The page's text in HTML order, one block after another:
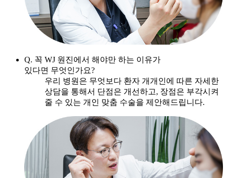
Q. 꼭 WJ 원진에서 해야만 하는 이유가
있다면 무엇인가요?
우리 병원은 무엇보다 환자 개개인에 따른 자세한
상담을 통해서 단점은 개선하고, 장점은 부각시켜
줄 수 있는 개인 맞춤 수술을 제안해드립니다.